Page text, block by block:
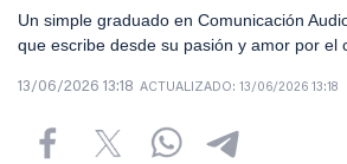
Un simple graduado en Comunicación
que escribe desde su pasión y amor por el
13/06/2026 13:18 ACTUALIZADO: 13/06/2026 13:18